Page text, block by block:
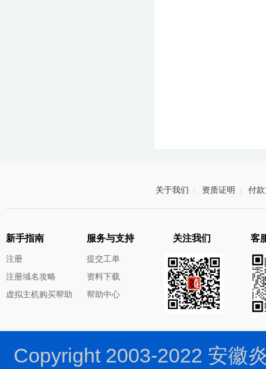
关于我们 资质证明 付
新手指南
注册
注册域名攻略
虚拟主机购买帮助
服务与支持
提交工单
资料下载
帮助中心
关注我们 客
Copyright 2003-2022 安徽